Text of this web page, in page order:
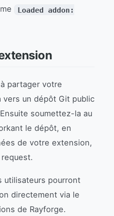
Loaded addon:
partager votre
un dépôt Git public
soumettez-la au
le dépôt, en
de votre extension,
utilisateurs pourront
directement via le
de Rayforge.